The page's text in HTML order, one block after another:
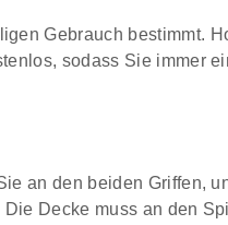
Gebrauch bestimmt.
sodass Sie immer
an den beiden Griffen,
Decke muss an den